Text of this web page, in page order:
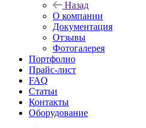
Назад
О компании
Документация
Отзывы
Фотогалерея
Портфолио
Прайс-лист
FAQ
Статьи
Контакты
Оборудование